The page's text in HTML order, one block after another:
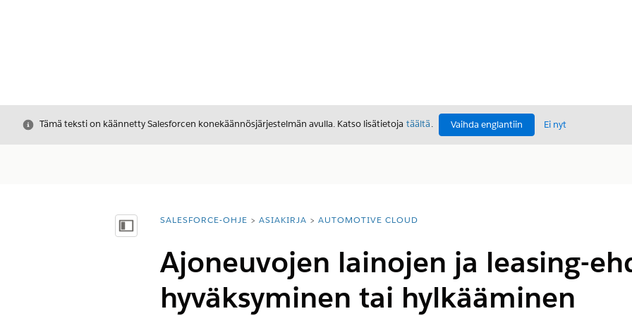
Sulje
Tämä teksti on käännetty Salesforcen konekäännösjärjestelmän avulla. Katso lisätietoja täältä. Vaihda englantiin Ei nyt
Näytä sisällysluettelo
Olet tässä:
SALESFORCE-OHJE ASIAKIRJA AUTOMOTIVE CLOUD
Ajoneuvojen lainojen ja leasing-
hyväksyminen tai hylkääminen